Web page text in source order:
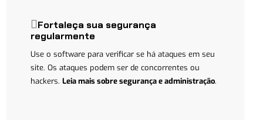
Fortaleça sua segurança
regularmente
Use o software para verificar se há ataques em seu
site. Os ataques podem ser de concorrentes ou
hackers. Leia mais sobre segurança e administração.